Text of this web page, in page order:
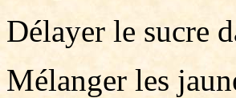
Délayer le sucre
Mélanger les